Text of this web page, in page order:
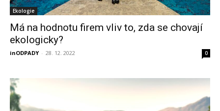
Ekologie
Má na hodnotu firem vliv to, zda se chovají
ekologicky?
inODPADY - 28. 12. 2022 0